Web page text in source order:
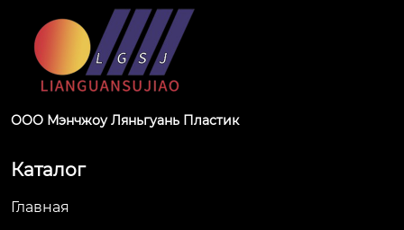
ООО Мэнчжоу Ляньгуань Пластик
Каталог
Главная